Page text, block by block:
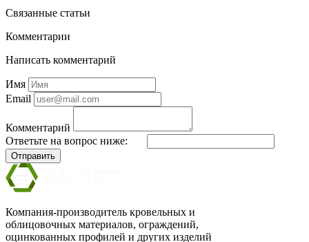
Связанные статьи
Комментарии
Написать комментарий
Имя
Email
Комментарий
Ответьте на вопрос ниже:
Отправить
Компания-производитель кровельных и
облицовочных материалов, ограждений,
оцинкованных профилей и других изделий